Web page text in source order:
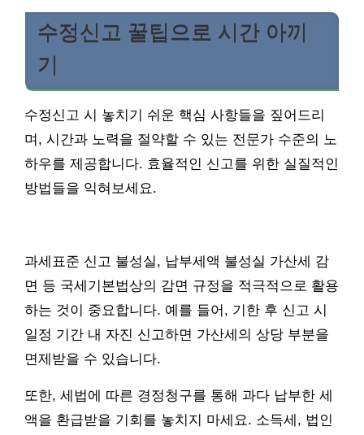
수정신고 꿀팁으로 시간 아끼
기
수정신고 시 놓치기 쉬운 핵심 사항들을 짚어드리
며, 시간과 노력을 절약할 수 있는 전문가 수준의 노
하우를 제공합니다. 효율적인 신고를 위한 실질적인
방법들을 익혀보세요.
과세표준 신고 불성실, 납부세액 불성실 가산세 감
면 등 국세기본법상의 감면 규정을 적극적으로 활용
하는 것이 중요합니다. 예를 들어, 기한 후 신고 시
일정 기간 내 자진 신고하면 가산세의 상당 부분을
면제받을 수 있습니다.
또한, 세법에 따른 경정청구를 통해 과다 납부한 세
액을 환급받을 기회를 놓치지 마세요. 소득세, 법인